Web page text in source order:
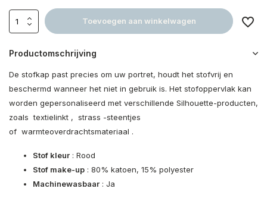
Toevoegen aan winkelwagen
Productomschrijving
De stofkap past precies om uw portret, houdt het stofvrij en
beschermd wanneer het niet in gebruik is. Het stofoppervlak kan
worden gepersonaliseerd met verschillende Silhouette-producten,
zoals textielinkt , strass -steentjes
of warmteoverdrachtsmateriaal .
Stof kleur : Rood
Stof make-up : 80% katoen, 15% polyester
Machinewasbaar : Ja